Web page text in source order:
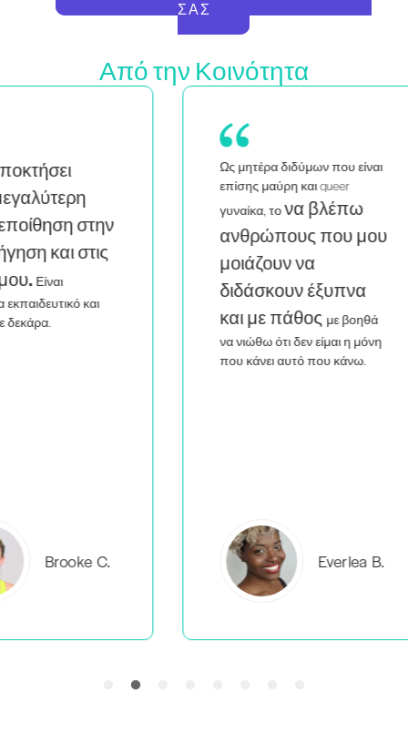
ΣΑΣ
Από την Κοινότητα
Ως μητέρα διδύμων που είναι
επίσης μαύρη και queer
να βλέπω
ανθρώπους που μου
διδάσκουν έξυπνα
και με πάθοςμε βοηθά
να νιώθω ότι δεν είμαι η μόνη
που κάνει αυτό που κάνω.
Everlea B.